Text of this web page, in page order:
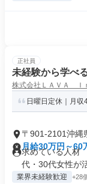
正社員
未経験から学べ
株式会社ＬＡＶＡ Ｉ
日曜日定休｜月
〒901-2101沖縄
月給30万円～60
求めている人材
代・30代女性が
業界未経験歓迎 +28